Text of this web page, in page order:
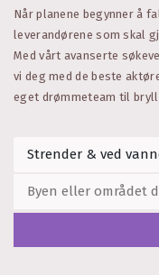
Når planene begynner å
leverandørene som skal
Med vårt avanserte
vi deg med de beste
eget drømmeteam til